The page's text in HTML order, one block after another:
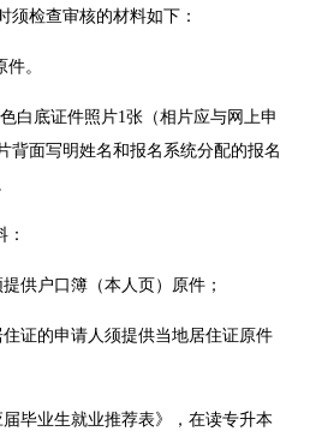
须检查审核的材料如下：
。
白底证件照片1张（相片应与网上申
背面写明姓名和报名系统分配的报名
供户口簿（本人页）原件；
住证的申请人须提供当地居住证原件
届毕业生就业推荐表》，在读专升本